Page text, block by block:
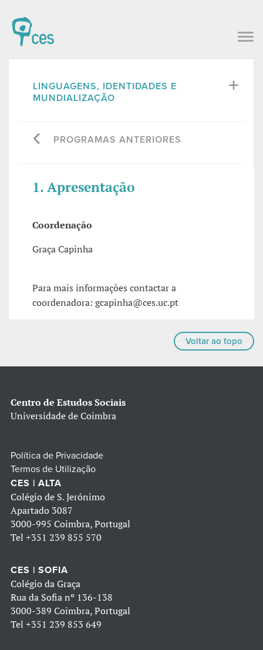
LINGUAGENS, IDENTIDADES E
MUNDIALIZAÇÃO
PROGRAMAS ANTERIORES
1. Apresentação
Coordenação
Graça Capinha
Para mais informações contactar a
coordenadora: gcapinha@ces.uc.pt
Voltar ao topo
Centro de Estudos Sociais
Universidade de Coimbra
Política de Privacidade
Termos de Utilização
CES | ALTA
Colégio de S. Jerónimo
Apartado 3087
3000-995 Coimbra, Portugal
Tel +351 239 855 570
CES | SOFIA
Colégio da Graça
Rua da Sofia nº 136-138
3000-389 Coimbra, Portugal
Tel +351 239 853 649